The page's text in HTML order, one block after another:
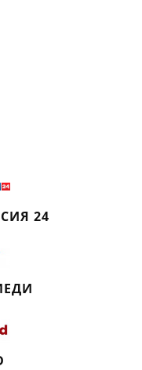
24